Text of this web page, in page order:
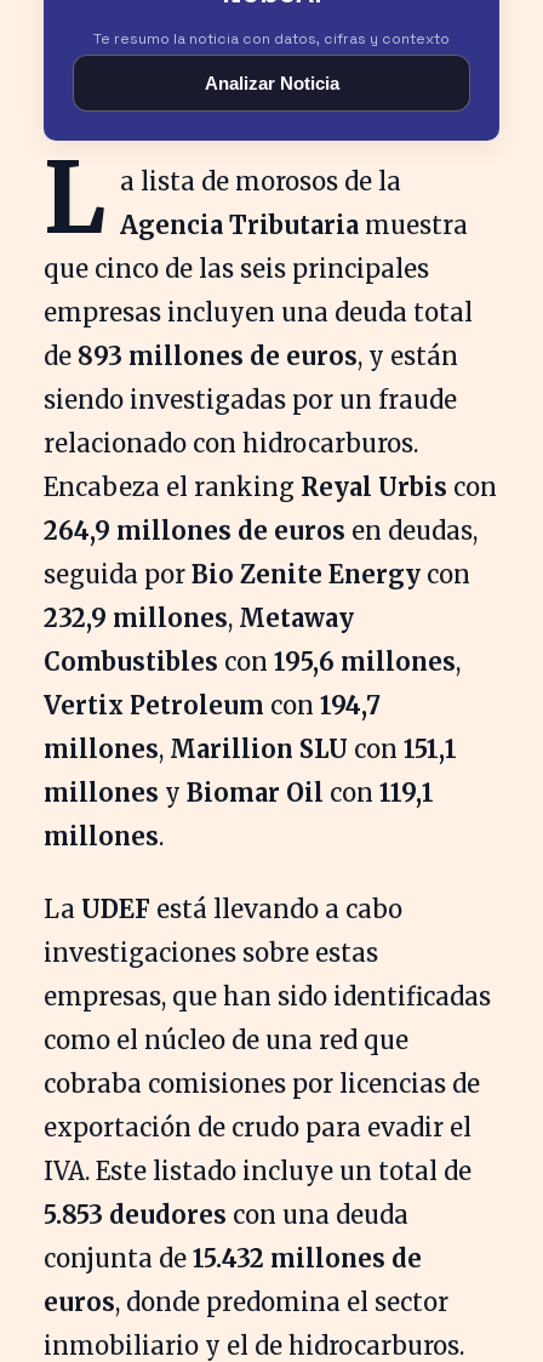
Te resumo la noticia con datos, cifras y contexto
Analizar Noticia
L a lista de morosos de la
Agencia Tributaria muestra
que cinco de las seis principales
empresas incluyen una deuda total
de 893 millones de euros, y están
siendo investigadas por un fraude
relacionado con hidrocarburos.
Encabeza el ranking Reyal Urbis con
264,9 millones de euros en deudas,
seguida por Bio Zenite Energy con
232,9 millones, Metaway
Combustibles con 195,6 millones,
Vertix Petroleum con 194,7
millones, Marillion SLU con 151,1
millones y Biomar Oil con 119,1
millones.
La UDEF está llevando a cabo
investigaciones sobre estas
empresas, que han sido identificadas
como el núcleo de una red que
cobraba comisiones por licencias de
exportación de crudo para evadir el
IVA. Este listado incluye un total de
5.853 deudores con una deuda
conjunta de 15.432 millones de
euros, donde predomina el sector
inmobiliario y el de hidrocarburos.